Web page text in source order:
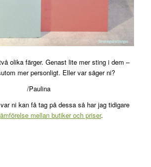
olika färger. Genast lite mer sting i dem –
mer personligt. Eller var säger ni?
/Paulina
ni kan få tag på dessa så har jag tidigare
mellan butiker och priser.